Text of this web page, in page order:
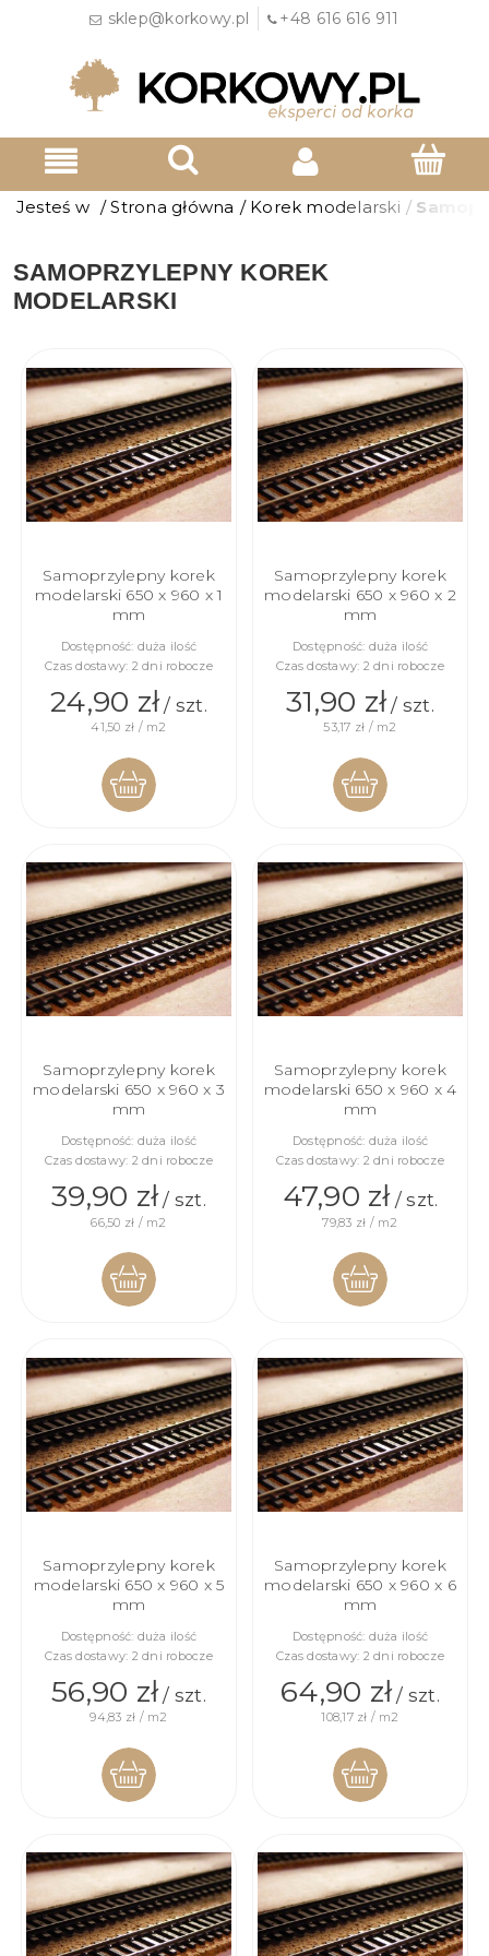
sklep@korkowy.pl +48 616 616 911
Jesteś w / Strona główna / Korek modelarski /
SAMOPRZYLEPNY KOREK
MODELARSKI
Samoprzylepny korek
modelarski 650 x 960 x 1
mm
Dostępność: duża ilość
Czas dostawy: 2 dni robocze
24,90 zł/ szt.
41,50 zł / m2
KOSZYKA
Samoprzylepny korek
modelarski 650 x 960 x 2
mm
Dostępność: duża ilość
Czas dostawy: 2 dni robocze
31,90 zł/ szt.
53,17 zł / m2
KOSZYKA
Samoprzylepny korek
modelarski 650 x 960 x 3
mm
Dostępność: duża ilość
Czas dostawy: 2 dni robocze
39,90 zł/ szt.
66,50 zł / m2
KOSZYKA
Samoprzylepny korek
modelarski 650 x 960 x 4
mm
Dostępność: duża ilość
Czas dostawy: 2 dni robocze
47,90 zł/ szt.
79,83 zł / m2
KOSZYKA
Samoprzylepny korek
modelarski 650 x 960 x 5
mm
Dostępność: duża ilość
Czas dostawy: 2 dni robocze
56,90 zł/ szt.
94,83 zł / m2
KOSZYKA
Samoprzylepny korek
modelarski 650 x 960 x 6
mm
Dostępność: duża ilość
Czas dostawy: 2 dni robocze
64,90 zł/ szt.
108,17 zł / m2
KOSZYKA